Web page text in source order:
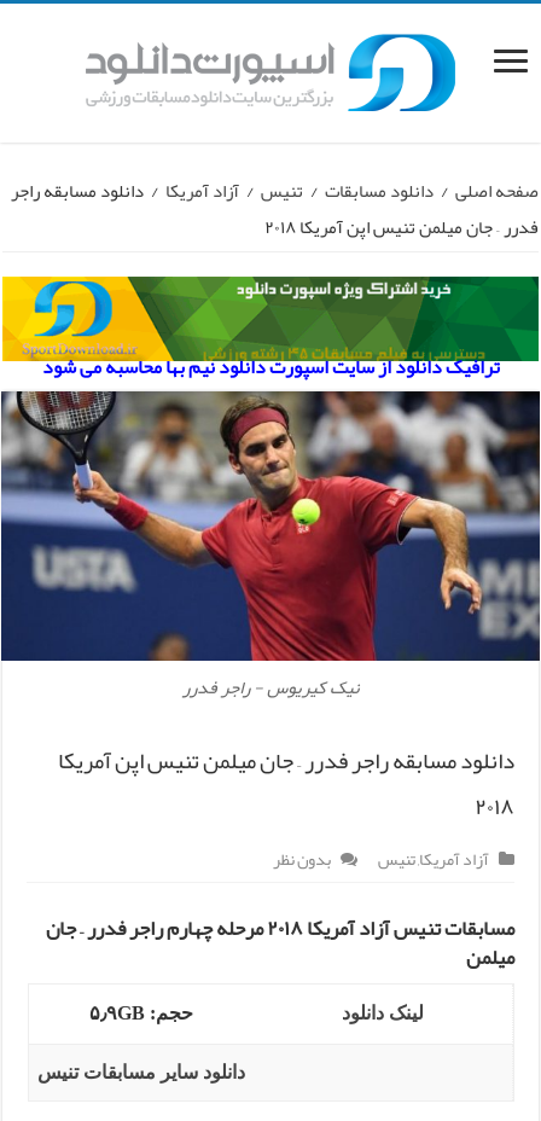
صفحه اصلی / دانلود مسابقات / تنیس / آزاد آمریکا / دانلود مسابقه راجر
فدرر – جان میلمن تنیس اپن آمریکا ۲۰۱۸
ترافیک دانلود از سایت اسپورت دانلود نیم بها محاسبه می شود
نیک کیریوس - راجر فدرر
دانلود مسابقه راجر فدرر – جان میلمن تنیس اپن آمریکا
۲۰۱۸
آزاد آمریکا,تنیس بدون نظر
مسابقات تنیس آزاد آمریکا ۲۰۱۸ مرحله چهارم راجر فدرر – جان
میلمن
لینک دانلود حجم: ۵٫۹GB
دانلود سایر مسابقات تنیس